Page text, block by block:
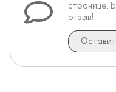
странице.
отзыв!